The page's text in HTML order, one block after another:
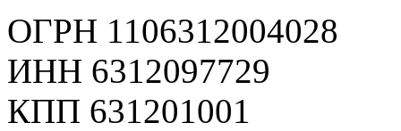
ОГРН 1106312004028
ИНН 6312097729
КПП 631201001